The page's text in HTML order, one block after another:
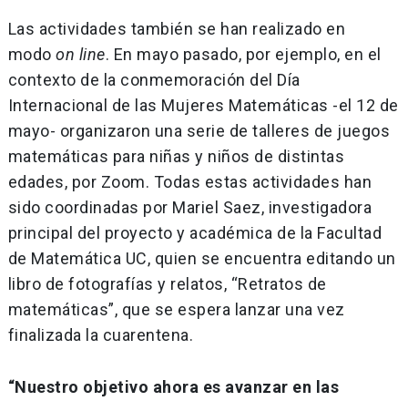
Las actividades también se han realizado en
modoon line. En mayo pasado, por ejemplo, en el
contexto de la conmemoración del Día
Internacional de las Mujeres Matemáticas -el 12 de
mayo- organizaron una serie de talleres de juegos
matemáticas para niñas y niños de distintas
edades, por Zoom. Todas estas actividades han
sido coordinadas por Mariel Saez, investigadora
principal del proyecto y académica de la Facultad
de Matemática UC, quien se encuentra editando un
libro de fotografías y relatos, “Retratos de
matemáticas”, que se espera lanzar una vez
finalizada la cuarentena.
“Nuestro objetivo ahora es avanzar en las